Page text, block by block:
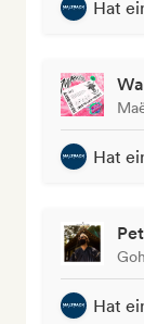
Hat
Hat
Hat